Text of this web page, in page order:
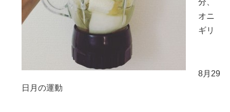
分、
オニ
ギリ
8月29
日月の運動